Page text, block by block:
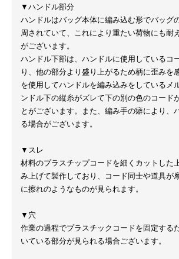
▼ハンドル部分
ハンドルはバッグ本体に編み込む形でバッグ
周されていて、これにより重たい荷物にも耐
がございます。
ハンドル下部は、ハンドルに使用しているコ
り、他の部分より盛り上がるため柄に歪みを
を使用してハンドルを編み込みをしているメ
ンドル下の縦糸がズレて下の別の色のコード
とがございます。また、編み手の癖により、
る場合がございます。
▼スレ
材料のプラスチップコードを細くカットした
み上げて製作しており、コード同士や道具が
に擦れのようなものが見られます。
▼穴
作業の過程でプラスチックコードを固定する
いている部分が見られる場合ございます。